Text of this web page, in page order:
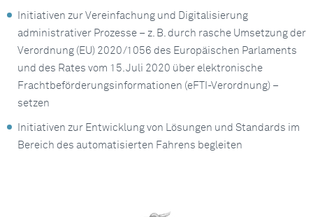
Initiativen zur Vereinfachung und Digitalisierung
administrativer Prozesse – z. B. durch rasche Umsetzung der
Verordnung (EU) 2020/1056 des Europäischen Parlaments
und des Rates vom 15. Juli 2020 über elektronische
Frachtbeförderungsinformationen (eFTI-Verordnung) –
setzen
Initiativen zur Entwicklung von Lösungen und Standards im
Bereich des automatisierten Fahrens begleiten